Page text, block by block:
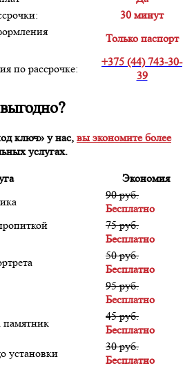
30 минут
Только паспорт
по рассрочке:
+375 (44) 743-30-
39
ключ» у нас, вы экономите более
услугах.
Экономия
90 руб.
Бесплатно
75 руб.
Бесплатно
50 руб.
Бесплатно
95 руб.
Бесплатно
памятник
45 руб.
Бесплатно
установки
30 руб.
Бесплатно